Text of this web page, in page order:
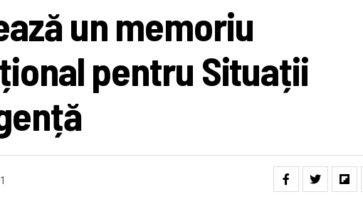
un memoriu
pentru Situații